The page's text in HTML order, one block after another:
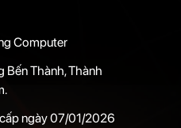
Computer
Bến Thành, Thành
ngày 07/01/2026